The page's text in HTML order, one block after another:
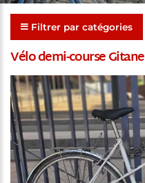
Vélo demi-course Gitane
Filtrer par catégories